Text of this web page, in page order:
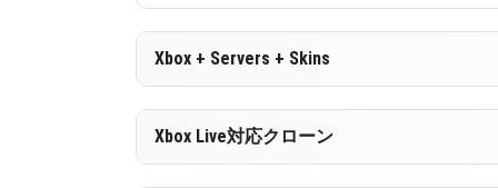
な音を聞くことができます。
キャンドル
Minecraft 1.17.30.25のもう1つの興味深
ろうそくを作るには、プレイヤーは糸
巣はハサミを使って取得できます。そ
Xbox + Servers + Skins
バージョン 1.17.30.25 ベータ
Xbox Live対応クローン